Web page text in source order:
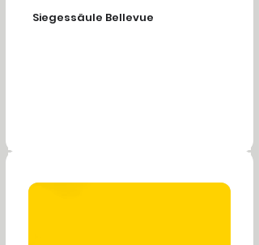
Siegessäule Bellevue